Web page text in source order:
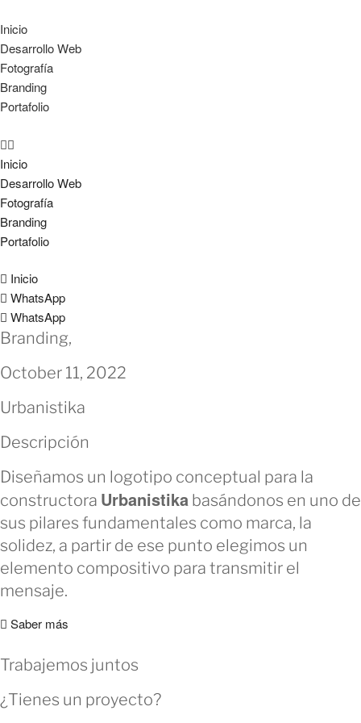
Inicio
Desarrollo Web
Fotografía
Branding
Portafolio
Inicio
Desarrollo Web
Fotografía
Branding
Portafolio
Inicio
WhatsApp
WhatsApp
Branding,
October 11, 2022
Urbanistika
Descripción
Diseñamos un logotipo conceptual para la
constructora Urbanistika basándonos en uno de
sus pilares fundamentales como marca, la
solidez, a partir de ese punto elegimos un
elemento compositivo para transmitir el
mensaje.
Saber más
Trabajemos juntos
¿Tienes un proyecto?